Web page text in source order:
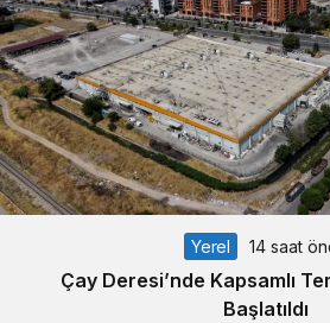
Yerel 14 saat
Çay Deresi’nde Kapsamlı
Başlatıldı